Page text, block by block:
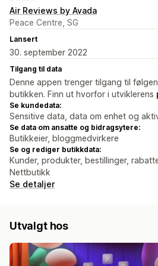
Air Reviews by Avada
Peace Centre, SG
Lansert
30. september 2022
Tilgang til data
Denne appen trenger tilgang til
butikken. Finn ut hvorfor i utviklerens
Se kundedata:
Sensitive data, data om enhet og
Se data om ansatte og bidragsytere:
Butikkeier, bloggmedvirkere
Se og rediger butikkdata:
Kunder, produkter, bestillinger,
Nettbutikk
Se detaljer
Utvalgt hos